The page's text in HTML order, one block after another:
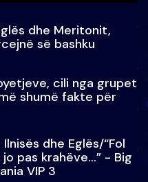
dhe Meritonit,
së bashku
cili nga grupet
shumë fakte për
dhe Eglës/“Fol
pas krahëve…” - Big
VIP 3